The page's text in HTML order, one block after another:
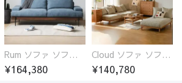
Rum ソファ ソファー おしゃれ 1人掛け～4人掛け ウォールナットorオーク材フレーム 西海岸風 肘掛
¥164,380
Cloud ソファ ソファーおしゃれ 1人掛け～3人掛け チェリー材フレーム 木製 北欧 おしゃれ 5カラー 自由レイアウト
¥140,780